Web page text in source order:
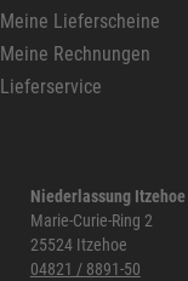
Meine Lieferscheine
Meine Rechnungen
Lieferservice
Niederlassung Itzehoe
Marie-Curie-Ring 2
25524 Itzehoe
04821 / 8891-50